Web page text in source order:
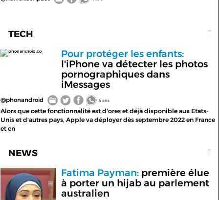
TECH
phonandroid.co
Pour protéger les enfants:
l'iPhone va détecter les photos
pornographiques dans
iMessages
@phonandroid 4 ans
Alors que cette fonctionnalité est d'ores et déjà disponible aux Etats-
Unis et d'autres pays, Apple va déployer dès septembre 2022 en France
et en
NEWS
Fatima Payman:première élue
à porter un hijab au parlement
australien